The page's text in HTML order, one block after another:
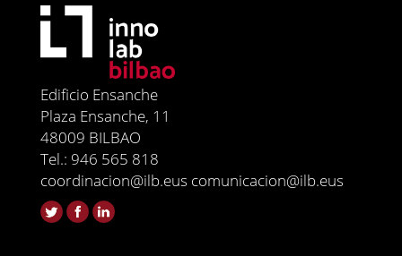
Edificio Ensanche
Plaza Ensanche, 11
48009 BILBAO
Tel.: 946 565 818
coordinacion@ilb.eus comunicacion@ilb.eus